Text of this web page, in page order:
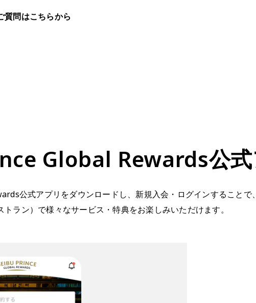
質問はこちらから
Global Rewards公
公式アプリをダウンロードし、新規入会・ログインすること
ラン）で様々なサービス・特典をお楽しみいただけます。